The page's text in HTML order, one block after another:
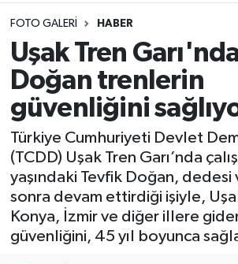
FOTO GALERI HABER
Uşak Tren
Doğan trenlerin
güvenliğini
Türkiye Cumhuriyeti Devlet
(TCDD) Uşak Tren Garı’nda
yaşındaki Tevfik Doğan, dedesi
sonra devam ettirdiği işiyle,
Konya, İzmir ve diğer illere
güvenliğini, 45 yıl boyunca
Sağlık
Spor
Özel Haber
Beyoğlu Trafik Yoğunluk
Süper Lig Puan Durumu ve
Tüm Manşetler
Son Dakika Haberleri
Haber Arşivi